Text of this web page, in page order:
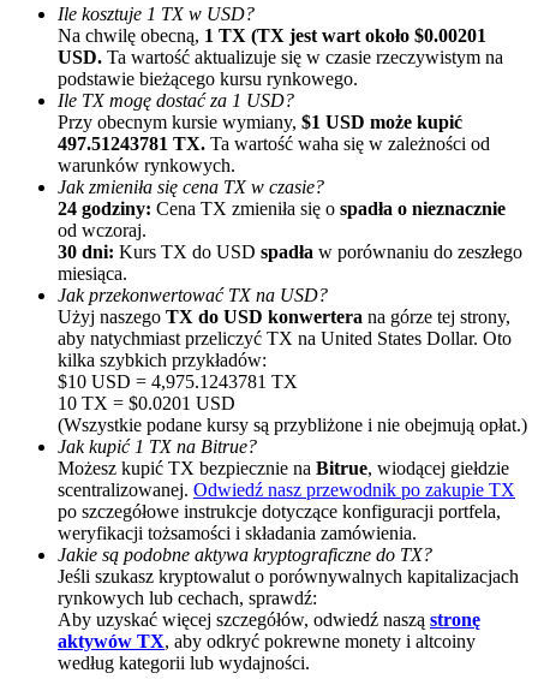
Aż do 65% prowizji!
Polecaj
Zaproś przyjaciela, aby otrzymać nagrody pieniężne
BTC Welcome Rewards
BTC Welcome Rewards
Deposit & Trade BTC to Share 25000 USDT prize pool!
Ile kosztuje 1 TX w USD?
Na chwilę obecną, 1 TX (TX jest wart około $0.00201
USD. Ta wartość aktualizuje się w czasie rzeczywistym na
podstawie bieżącego kursu rynkowego.
Ile TX mogę dostać za 1 USD?
Przy obecnym kursie wymiany, $1 USD może kupić
497.51243781 TX. Ta wartość waha się w zależności od
warunków rynkowych.
Jak zmieniła się cena TX w czasie?
24 godziny: Cena TX zmieniła się o spadła o nieznacznie
od wczoraj.
30 dni: Kurs TX do USD spadła w porównaniu do zeszłego
miesiąca.
Jak przekonwertować TX na USD?
Użyj naszego TX do USD konwertera na górze tej strony,
aby natychmiast przeliczyć TX na United States Dollar. Oto
kilka szybkich przykładów:
$10 USD = 4,975.1243781 TX
10 TX = $0.0201 USD
(Wszystkie podane kursy są przybliżone i nie obejmują opłat.)
Jak kupić 1 TX na Bitrue?
Możesz kupić TX bezpiecznie na Bitrue, wiodącej giełdzie
scentralizowanej. Odwiedź nasz przewodnik po zakupie TX
po szczegółowe instrukcje dotyczące konfiguracji portfela,
weryfikacji tożsamości i składania zamówienia.
Jakie są podobne aktywa kryptograficzne do TX?
Jeśli szukasz kryptowalut o porównywalnych kapitalizacjach
rynkowych lub cechach, sprawdź:
Aby uzyskać więcej szczegółów, odwiedź naszą stronę
aktywów TX, aby odkryć pokrewne monety i altcoiny
według kategorii lub wydajności.